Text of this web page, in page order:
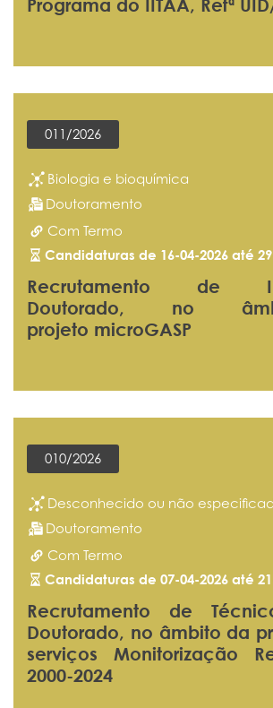
Programa do IITAA, Refª
011/2026
Biologia e bioquímica
Doutoramento
Com Termo
Candidaturas de 16-04-2026 até
Recrutamento de
Doutorado, no
projeto microGASP
010/2026
Desconhecido ou não
Doutoramento
Com Termo
Candidaturas de 07-04-2026 até
Recrutamento de
Doutorado, no âmbito da
serviços Monitorização
2000-2024